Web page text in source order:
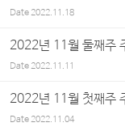
Date2022.11.18
2022년 11월 둘째주
Date2022.11.11
2022년 11월 첫째주
Date2022.11.04